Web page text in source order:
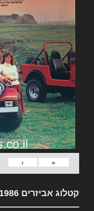
«
‹
קטלוג אביזרים Jeep 1986